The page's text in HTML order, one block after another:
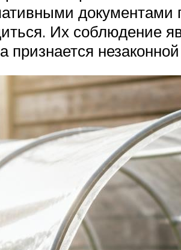
Их соблюдение
признается незаконной